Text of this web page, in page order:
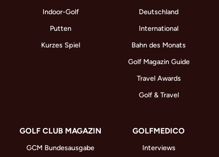
Indoor-Golf
Putten
Kurzes Spiel
Deutschland
International
Bahn des Monats
Golf Magazin Guide
Travel Awards
Golf & Travel
GOLF CLUB MAGAZIN
GCM Bundesausgabe
GOLFMEDICO
Interviews